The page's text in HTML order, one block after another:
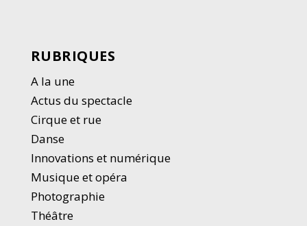
RUBRIQUES
A la une
Actus du spectacle
Cirque et rue
Danse
Innovations et numérique
Musique et opéra
Photographie
Théâtre